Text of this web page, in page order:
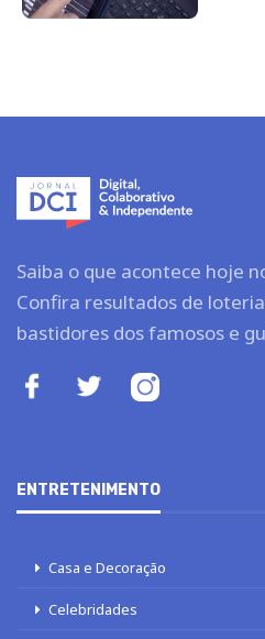
Saiba o que acontece hoje
Confira resultados de
bastidores dos famosos e
ENTRETENIMENTO
Casa e Decoração
Celebridades